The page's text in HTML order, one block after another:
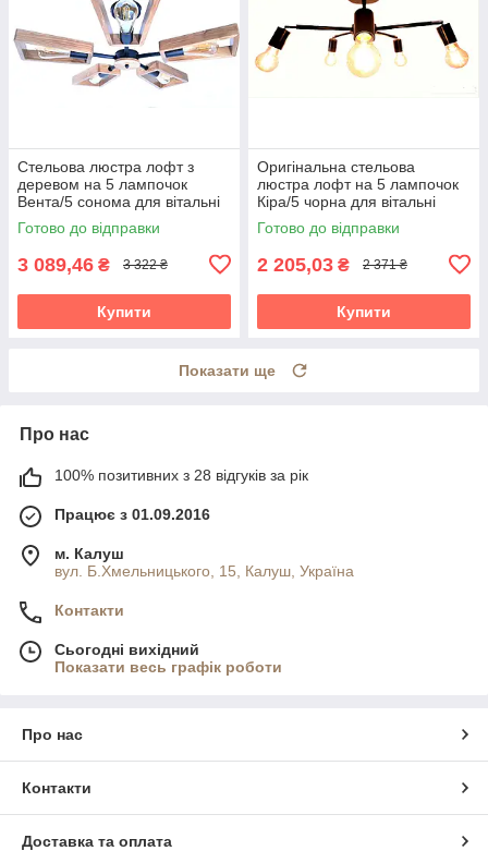
Стельова люстра лофт з
деревом на 5 лампочок
Вента/5 сонома для вітальні
спальні кухні дитячої кабінету
Готово до відправки
3 089,46 ₴ 3 322 ₴
Купити
Оригінальна стельова
люстра лофт на 5 лампочок
Кіра/5 чорна для вітальні
спальні кухні дитячої кабінету
Готово до відправки
2 205,03 ₴ 2 371 ₴
Купити
Показати ще
Про нас
100% позитивних з 28 відгуків за рік
Працює з 01.09.2016
м. Калуш
вул. Б.Хмельницького, 15, Калуш, Україна
Контакти
Сьогодні вихідний
Показати весь графік роботи
Про нас
Контакти
Доставка та оплата